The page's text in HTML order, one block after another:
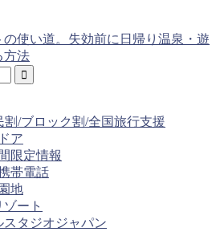
割/ブロック割/全国旅行支援
ア
限定情報
帯電話
地
ート
タジオジャパン